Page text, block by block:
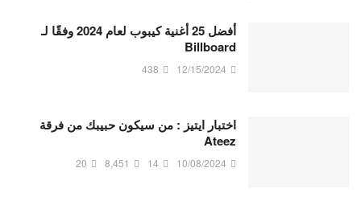
أفضل 25 أغنية كيبوب لعام 2024 وفقًا لـ
Billboard
12/15/2024
438
اختبار ايتيز : من سيكون حبيبك من فرقة
Ateez
10/08/2024
14
8,451
20